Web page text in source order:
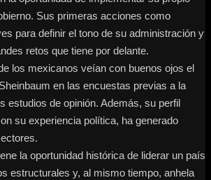
Sus primeras acciones como
para definir el tono de su administración y
retos que tiene por delante.
los mexicanos veían con buenos ojos el
en las encuestas previas a la
estudios de opinión. Además, su perfil
su experiencia política, ha generado
la oportunidad histórica de liderar un país
estructurales y, al mismo tiempo, anhela